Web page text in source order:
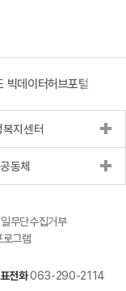
빅데이터허브포털
지센터
동체
무단수집거부
로그램
전화063-290-2114